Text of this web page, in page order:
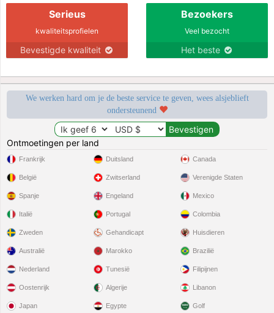
Serieus
kwaliteitsprofielen
Bevestigde kwaliteit
Bezoekers
Veel bezocht
Het beste
We werken hard om je de beste service te geven, wees alsjeblieft
ondersteunend
Ontmoetingen per land
Frankrijk
België
Spanje
Italië
Zweden
Duitsland
Zwitserland
Engeland
Portugal
Gehandicapt
Canada
Verenigde Staten
Mexico
Colombia
Huisdieren
Australië
Nederland
Oostenrijk
Japan
Marokko
Tunesië
Algerije
Egypte
Brazilië
Filipijnen
Libanon
Golf